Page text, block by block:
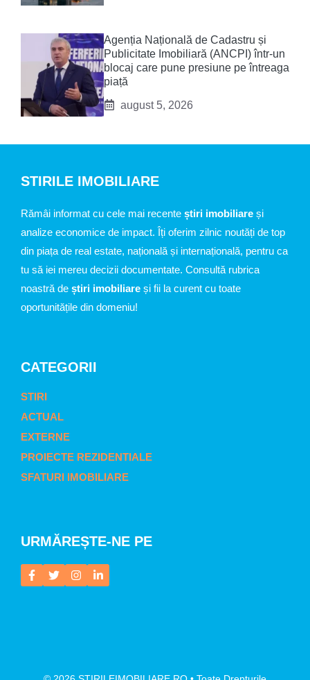
Agenția Națională de Cadastru și
Publicitate Imobiliară (ANCPI) într-un
blocaj care pune presiune pe întreaga
piață
august 5, 2026
STIRILE IMOBILIARE
Rămâi informat cu cele mai recente știri imobiliare și
analize economice de impact. Îți oferim zilnic noutăți de top
din piața de real estate, națională și internațională, pentru ca
tu să iei mereu decizii documentate. Consultă rubrica
noastră de știri imobiliare și fii la curent cu toate
oportunitățile din domeniu!
CATEGORII
STIRI
ACTUAL
EXTERNE
PROIECTE REZIDENTIALE
SFATURI IMOBILIARE
URMĂREȘTE-NE PE